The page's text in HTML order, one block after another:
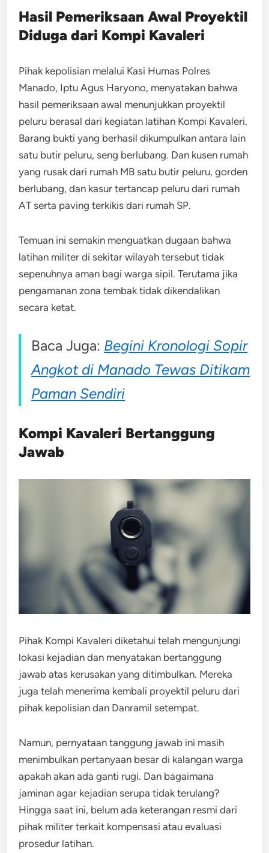
Hasil Pemeriksaan Awal Proyektil
Diduga dari Kompi Kavaleri
Pihak kepolisian melalui Kasi Humas Polres
Manado, Iptu Agus Haryono, menyatakan bahwa
hasil pemeriksaan awal menunjukkan proyektil
peluru berasal dari kegiatan latihan Kompi Kavaleri.
Barang bukti yang berhasil dikumpulkan antara lain
satu butir peluru, seng berlubang. Dan kusen rumah
yang rusak dari rumah MB satu butir peluru, gorden
berlubang, dan kasur tertancap peluru dari rumah
AT serta paving terkikis dari rumah SP.
Temuan ini semakin menguatkan dugaan bahwa
latihan militer di sekitar wilayah tersebut tidak
sepenuhnya aman bagi warga sipil. Terutama jika
pengamanan zona tembak tidak dikendalikan
secara ketat.
Baca Juga: Begini Kronologi Sopir
Angkot di Manado Tewas Ditikam
Paman Sendiri
Kompi Kavaleri Bertanggung
Jawab
Pihak Kompi Kavaleri diketahui telah mengunjungi
lokasi kejadian dan menyatakan bertanggung
jawab atas kerusakan yang ditimbulkan. Mereka
juga telah menerima kembali proyektil peluru dari
pihak kepolisian dan Danramil setempat.
Namun, pernyataan tanggung jawab ini masih
menimbulkan pertanyaan besar di kalangan warga
apakah akan ada ganti rugi. Dan bagaimana
jaminan agar kejadian serupa tidak terulang?
Hingga saat ini, belum ada keterangan resmi dari
pihak militer terkait kompensasi atau evaluasi
prosedur latihan.